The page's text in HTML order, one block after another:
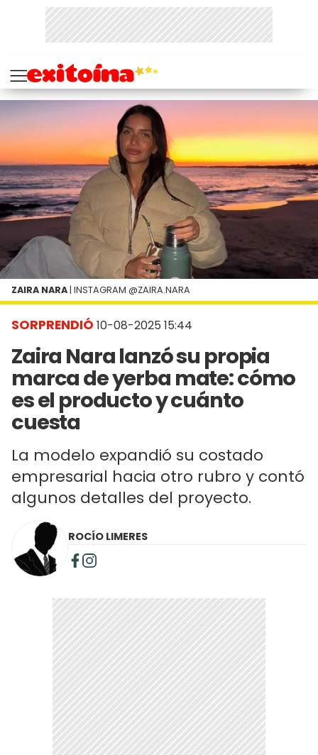
SORPRENDIÓ 10-08-2025 15:44
Zaira Nara lanzó su propia
marca de yerba mate: cómo
es el producto y cuánto
cuesta
La modelo expandió su costado
empresarial hacia otro rubro y contó
algunos detalles del proyecto.
ZAIRA NARA | INSTAGRAM @ZAIRA.NARA
ROCÍO LIMERES